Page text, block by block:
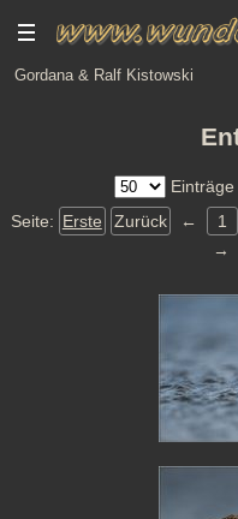
Gordana & Ralf Kistowski
Seite: Erste Zurück ← 1
→